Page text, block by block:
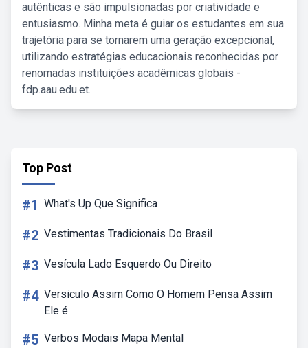
autênticas e são impulsionadas por criatividade e
entusiasmo. Minha meta é guiar os estudantes em sua
trajetória para se tornarem uma geração excepcional,
utilizando estratégias educacionais reconhecidas por
renomadas instituições acadêmicas globais -
fdp.aau.edu.et.
Top Post
#1 What's Up Que Significa
#2 Vestimentas Tradicionais Do Brasil
#3 Vesícula Lado Esquerdo Ou Direito
#4 Versiculo Assim Como O Homem Pensa Assim
Ele é
#5 Verbos Modais Mapa Mental